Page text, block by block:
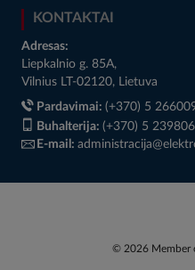
KONTAKTAI
Adresas:
Liepkalnio g. 85A,
Vilnius LT-02120, Lietuva
Pardavimai: (+370) 5
Buhalterija: (+370) 5
E-mail:
© 2026 Member